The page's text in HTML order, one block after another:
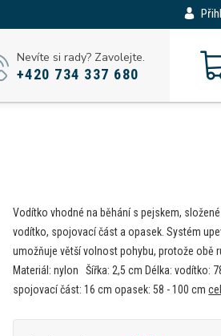
Nevíte si rady? Zavolejte.
+420 734 337 680
Vodítko vhodné na běhání s pejskem,
vodítko, spojovací část a opasek. Systém
umožňuje větší volnost pohybu, protože obě
Materiál: nylon Šířka: 2,5 cm Délka: vodítko:
spojovací část: 16 cm opasek: 58 - 100 cm